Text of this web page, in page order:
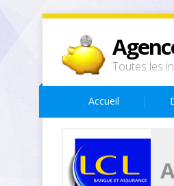
Toutes les
Accueil